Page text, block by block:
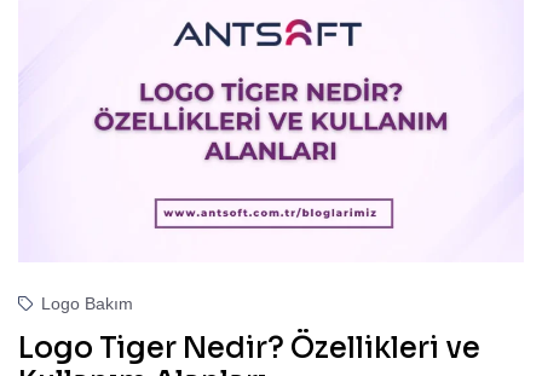
Logo Bakım
Logo Tiger Nedir? Özellikleri ve